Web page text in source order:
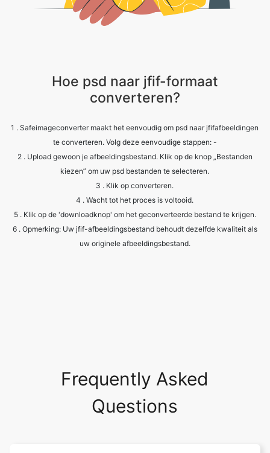
Hoe psd naar jfif-formaat
1 . Safeimageconverter maakt het eenvoudig om psd naar jfifafbeeldingen
te converteren. Volg deze eenvoudige stappen: -
2 . Upload gewoon je afbeeldingsbestand. Klik op de knop „Bestanden
3 . Klik op converteren.
4 . Wacht tot het proces is voltooid.
5 . Klik op de 'downloadknop' om het geconverteerde bestand te krijgen.
6 . Opmerking: Uw jfif-afbeeldingsbestand behoudt dezelfde kwaliteit als
uw originele afbeeldingsbestand.
What are the common image